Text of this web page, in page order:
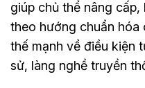
giúp chủ thể nâng
theo hướng chuẩn hóa
thế mạnh về điều kiện
sử, làng nghề truyền